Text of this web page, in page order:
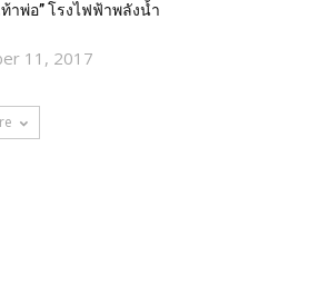
ท้าพ่อ” โรงไฟฟ้าพลังน้ำ
11, 2017